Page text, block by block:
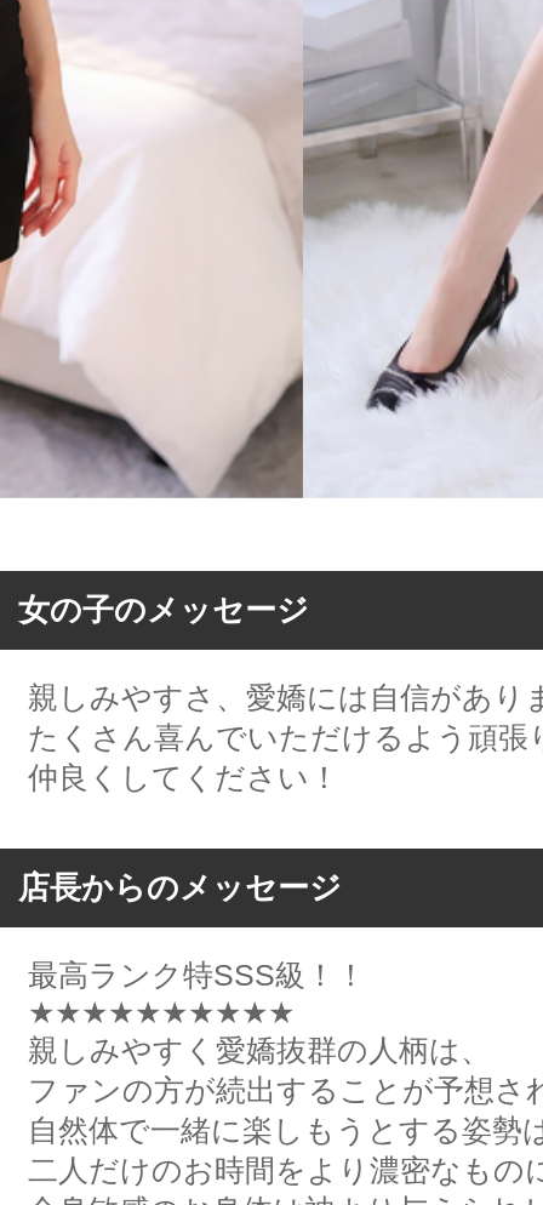
女の子のメッセージ
親しみやすさ、愛嬌には自信があり
たくさん喜んでいただけるよう頑張
仲良くしてください！
店長からのメッセージ
最高ランク特SSS級！！
★★★★★★★★★★
親しみやすく愛嬌抜群の人柄は、
ファンの方が続出することが予想さ
自然体で一緒に楽しもうとする姿勢
二人だけのお時間をより濃密なもの